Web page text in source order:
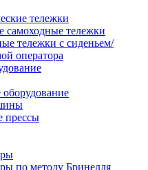
тележки
самоходные тележки
тележки с сиденьем/
оператора
прессы
по методу Бринелля